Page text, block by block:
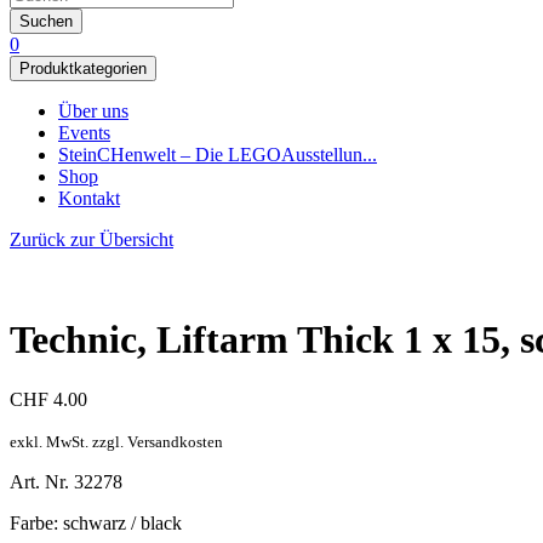
Suchen
0
Produktkategorien
Über uns
Events
SteinCHenwelt – Die LEGOAusstellun...
Shop
Kontakt
Zurück zur Übersicht
Technic, Liftarm Thick 1 x 15,
CHF 4.00
exkl. MwSt. zzgl. Versandkosten
Art. Nr. 32278
Farbe: schwarz / black